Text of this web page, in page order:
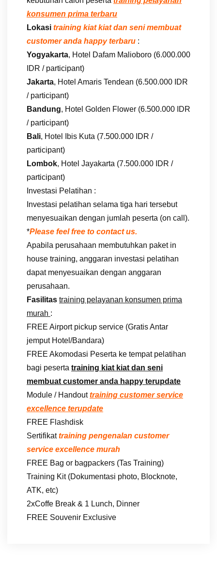
konsumen prima terbaru
Lokasi training kiat kiat dan seni membuat
customer anda happy terbaru :
Yogyakarta, Hotel Dafam Malioboro (6.000.000
IDR / participant)
Jakarta, Hotel Amaris Tendean (6.500.000 IDR
/ participant)
Bandung, Hotel Golden Flower (6.500.000 IDR
/ participant)
Bali, Hotel Ibis Kuta (7.500.000 IDR /
participant)
Lombok, Hotel Jayakarta (7.500.000 IDR /
participant)
Investasi Pelatihan :
Investasi pelatihan selama tiga hari tersebut
menyesuaikan dengan jumlah peserta (on call).
*Please feel free to contact us.
Apabila perusahaan membutuhkan paket in
house training, anggaran investasi pelatihan
dapat menyesuaikan dengan anggaran
perusahaan.
Fasilitas training pelayanan konsumen prima
murah :
FREE Airport pickup service (Gratis Antar
jemput Hotel/Bandara)
FREE Akomodasi Peserta ke tempat pelatihan
bagi peserta training kiat kiat dan seni
membuat customer anda happy terupdate
Module / Handouttraining customer service
excellence terupdate
FREE Flashdisk
Sertifikattraining pengenalan customer
service excellence murah
FREE Bag or bagpackers (Tas Training)
Training Kit (Dokumentasi photo, Blocknote,
ATK, etc)
2xCoffe Break & 1 Lunch, Dinner
FREE Souvenir Exclusive